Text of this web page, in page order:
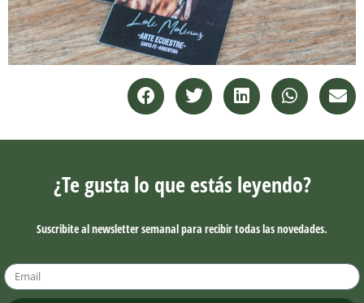
¿Te gusta lo que estás leyendo?
Suscribite al newsletter semanal para recibir todas las novedades.